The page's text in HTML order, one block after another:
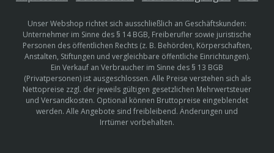
Unser Webshop richtet sich ausschließlich an Geschäftskunden:
Unternehmer im Sinne des § 14 BGB, Freiberufler sowie juristische
Personen des öffentlichen Rechts (z. B. Behörden, Körperschaften,
Anstalten, Stiftungen und vergleichbare öffentliche Einrichtungen).
Ein Verkauf an Verbraucher im Sinne des § 13 BGB
(Privatpersonen) ist ausgeschlossen. Alle Preise verstehen sich als
Nettopreise zzgl. der jeweils gültigen gesetzlichen Mehrwertsteuer
und Versandkosten. Optional können Bruttopreise eingeblendet
werden. Alle Angebote sind freibleibend. Änderungen und
Irrtümer vorbehalten.